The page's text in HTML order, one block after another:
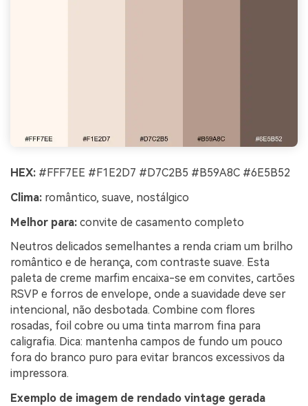
HEX: #FFF7EE #F1E2D7 #D7C2B5 #B59A8C #6E5B52
Clima: romântico, suave, nostálgico
Melhor para: convite de casamento completo
Neutros delicados semelhantes a renda criam um brilho
romântico e de herança, com contraste suave. Esta
paleta de creme marfim encaixa-se em convites, cartões
RSVP e forros de envelope, onde a suavidade deve ser
intencional, não desbotada. Combine com flores
rosadas, foil cobre ou uma tinta marrom fina para
caligrafia. Dica: mantenha campos de fundo um pouco
fora do branco puro para evitar brancos excessivos da
impressora.
Exemplo de imagem de rendado vintage gerada